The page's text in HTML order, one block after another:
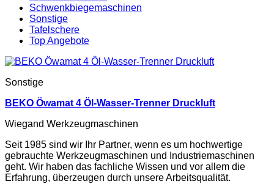
Schwenkbiegemaschinen
Sonstige
Tafelschere
Top Angebote
Sonstige
BEKO Öwamat 4 Öl-Wasser-Trenner Druckluft
Wiegand Werkzeugmaschinen
Seit 1985 sind wir Ihr Partner, wenn es um hochwertige
gebrauchte Werkzeugmaschinen und Industriemaschinen
geht. Wir haben das fachliche Wissen und vor allem die
Erfahrung, überzeugen durch unsere Arbeitsqualität.